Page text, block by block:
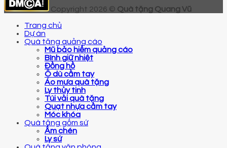
Copyright 2026 © Quà tặng Quang Vũ
Trang chủ
Dự án
Quà tặng quảng cáo
Mũ bảo hiểm quảng cáo
Bình giữ nhiệt
Đồng hồ
Ô dù cầm tay
Áo mưa quà tặng
Ly thủy tinh
Túi vải quà tặng
Quạt nhựa cầm tay
Móc khóa
Quà tặng gốm sứ
Ấm chén
Ly sứ